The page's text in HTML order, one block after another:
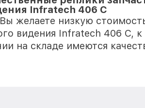
Infratech 406 С
желаете низкую
видения Infratech 406 С,
на складе имеются